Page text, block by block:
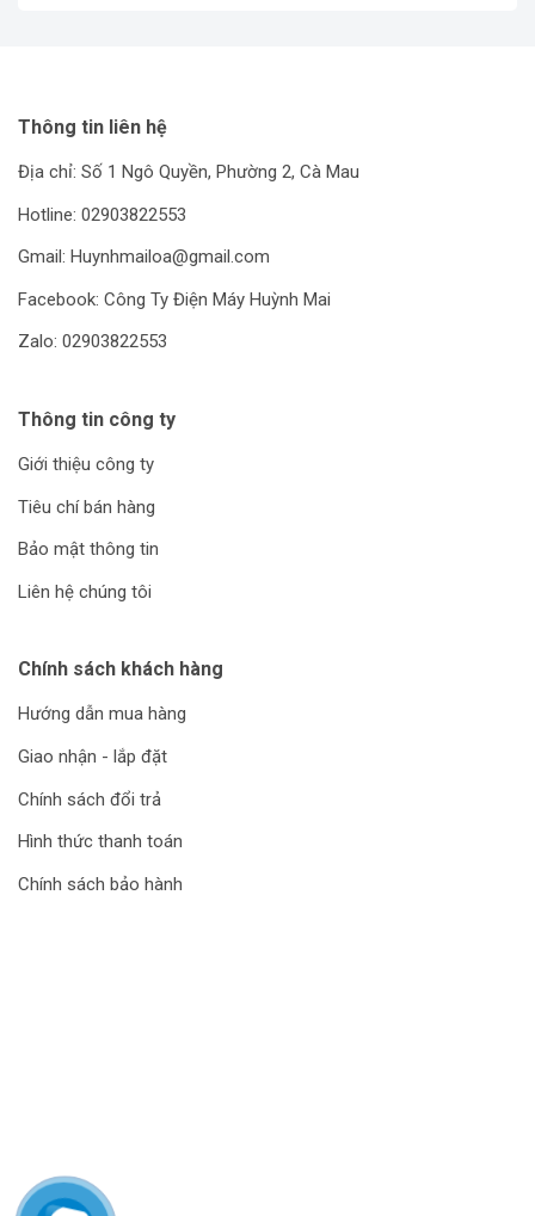
Thông tin liên hệ
Địa chỉ: Số 1 Ngô Quyền, Phường 2, Cà Mau
Hotline: 02903822553
Gmail: Huynhmailoa@gmail.com
Facebook: Công Ty Điện Máy Huỳnh Mai
Zalo: 02903822553
Thông tin công ty
Giới thiệu công ty
Tiêu chí bán hàng
Bảo mật thông tin
Liên hệ chúng tôi
Chính sách khách hàng
Hướng dẫn mua hàng
Giao nhận - lắp đặt
Chính sách đổi trả
Hình thức thanh toán
Chính sách bảo hành